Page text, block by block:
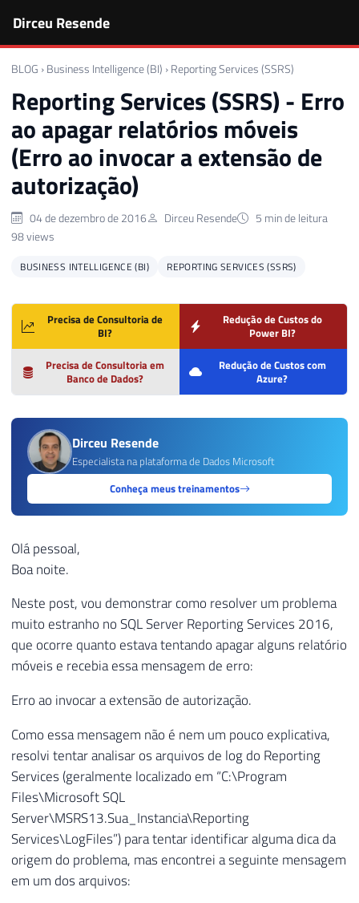
Dirceu Resende
BLOG › Business Intelligence (BI) › Reporting Services (SSRS)
Reporting Services (SSRS) - Erro
ao apagar relatórios móveis
(Erro ao invocar a extensão de
autorização)
04 de dezembro de 2016 Dirceu Resende
5 min de leitura
98 views
BUSINESS INTELLIGENCE (BI) REPORTING SERVICES (SSRS)
Precisa de Consultoria de
BI?
Redução de Custos do
Power BI?
Precisa de Consultoria em
Banco de Dados?
Redução de Custos com
Azure?
Dirceu Resende
Especialista na plataforma de Dados Microsoft
Conheça meus treinamentos
Olá pessoal,
Boa noite.
Neste post, vou demonstrar como resolver um problema
muito estranho no SQL Server Reporting Services 2016,
que ocorre quanto estava tentando apagar alguns relatório
móveis e recebia essa mensagem de erro:
Erro ao invocar a extensão de autorização.
Como essa mensagem não é nem um pouco explicativa,
resolvi tentar analisar os arquivos de log do Reporting
Services (geralmente localizado em “C:\Program
Files\Microsoft SQL
Server\MSRS13.Sua_Instancia\Reporting
Services\LogFiles”) para tentar identificar alguma dica da
origem do problema, mas encontrei a seguinte mensagem
em um dos arquivos: